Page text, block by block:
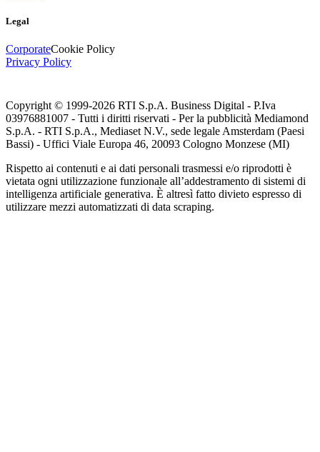
Legal
CorporateCookie Policy
Privacy Policy
Copyright © 1999-2026 RTI S.p.A. Business Digital - P.Iva
03976881007 - Tutti i diritti riservati - Per la pubblicità Mediamond
S.p.A. - RTI S.p.A., Mediaset N.V., sede legale Amsterdam (Paesi
Bassi) - Uffici Viale Europa 46, 20093 Cologno Monzese (MI)
Rispetto ai contenuti e ai dati personali trasmessi e/o riprodotti è
vietata ogni utilizzazione funzionale all’addestramento di sistemi di
intelligenza artificiale generativa. È altresì fatto divieto espresso di
utilizzare mezzi automatizzati di data scraping.